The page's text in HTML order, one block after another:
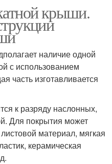
крыши.
наличие одной
с использованием
часть изготавливается
к разряду наслонных,
Для покрытия может
материал, мягкая
керамическая